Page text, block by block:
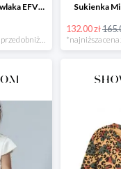
Marynarka dla niemowlaka EFVVA -50% Sukienka
132.00 zł